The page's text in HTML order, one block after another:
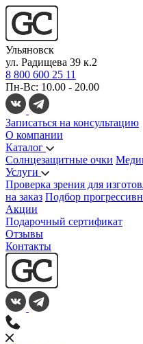
Ульяновск
ул. Радищева 39 к.2
8 800 600 25 11
Пн-Вс: 10.00 - 20.00
Записаться на консультацию
О компании
Каталог
Солнцезащитные очки
Услуги
Проверка зрения для
на заказ Подбор
Акции
Подарочный сертификат
Отзывы
Контакты